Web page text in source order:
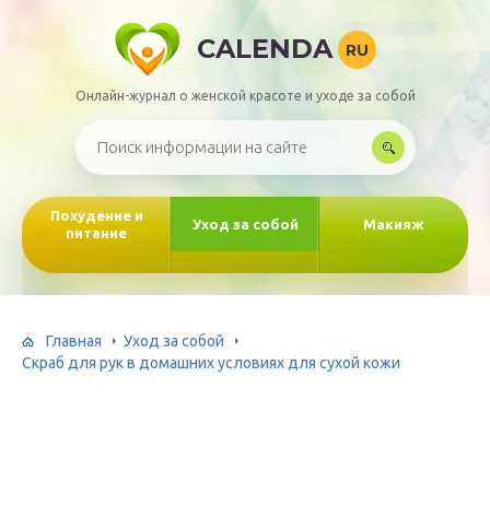
CALENDA RU
Онлайн-журнал о женской красоте и уходе за собой
Похудение и
питание
Уход за собой Макияж
Главная
Уход за собой
Скраб для рук в домашних условиях для сухой кожи